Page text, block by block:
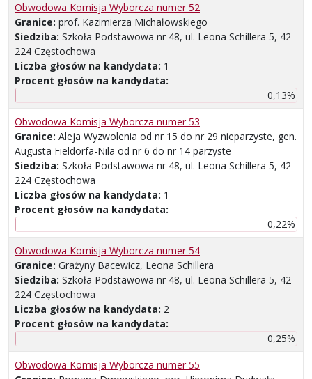
Obwodowa Komisja Wyborcza numer 52
Granice: prof. Kazimierza Michałowskiego
Siedziba: Szkoła Podstawowa nr 48, ul. Leona Schillera 5, 42-
224 Częstochowa
Liczba głosów na kandydata: 1
Procent głosów na kandydata:
0,13%
Obwodowa Komisja Wyborcza numer 53
Granice: Aleja Wyzwolenia od nr 15 do nr 29 nieparzyste, gen.
Augusta Fieldorfa-Nila od nr 6 do nr 14 parzyste
Siedziba: Szkoła Podstawowa nr 48, ul. Leona Schillera 5, 42-
224 Częstochowa
Liczba głosów na kandydata: 1
Procent głosów na kandydata:
0,22%
Obwodowa Komisja Wyborcza numer 54
Granice: Grażyny Bacewicz, Leona Schillera
Siedziba: Szkoła Podstawowa nr 48, ul. Leona Schillera 5, 42-
224 Częstochowa
Liczba głosów na kandydata: 2
Procent głosów na kandydata:
0,25%
Obwodowa Komisja Wyborcza numer 55